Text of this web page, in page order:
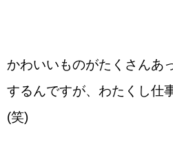
かわいいものがたくさんあ
するんですが、わたくし仕
(笑)